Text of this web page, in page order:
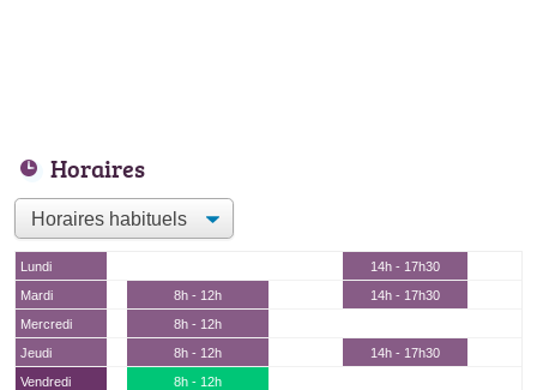
Horaires
Lundi
14h - 17h30
Mardi
8h - 12h
14h - 17h30
Mercredi
8h - 12h
Jeudi
8h - 12h
14h - 17h30
Vendredi
8h - 12h